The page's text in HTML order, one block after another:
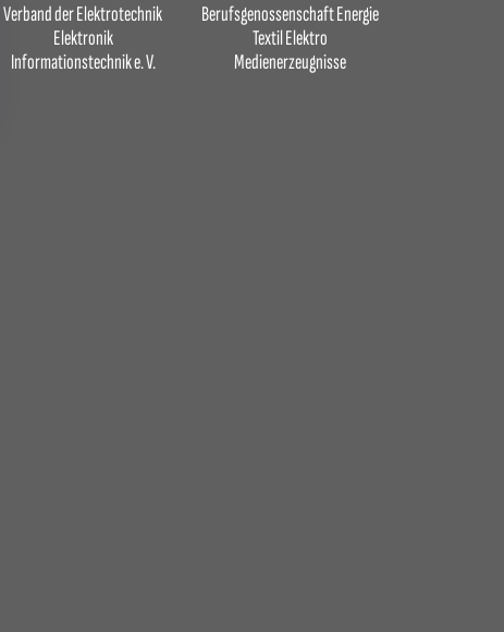
Verband der Elektrotechnik
Elektronik
Informationstechnik e. V.
Berufsgenossenschaft Energie
Textil Elektro
Medienerzeugnisse